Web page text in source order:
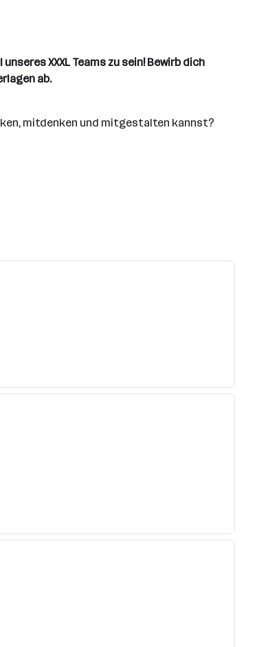
XXXL Teams zu sein! Bewirb dich
ab.
mitdenken und mitgestalten kannst?